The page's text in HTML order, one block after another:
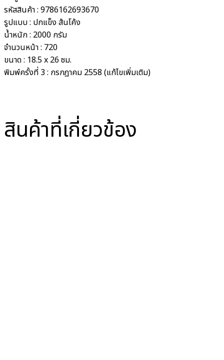
รหัสสินค้า : 9786162693670
รูปแบบ : ปกแข็ง ส้นโค้ง
น้ำหนัก : 2000 กรัม
จำนวนหน้า : 720
ขนาด : 18.5 x 26 ซม.
พิมพ์ครั้งที่ 3 : กรกฎาคม 2558 (แก้ไขเพิ่มเติม)
สินค้าที่เกี่ยวข้อง